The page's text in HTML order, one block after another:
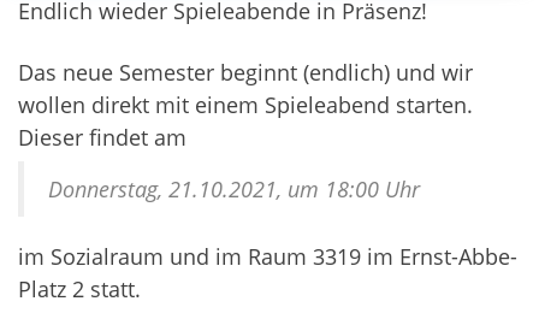
Endlich wieder Spieleabende in Präsenz!
Das neue Semester beginnt (endlich) und wir
wollen direkt mit einem Spieleabend starten.
Dieser findet am
Donnerstag, 21.10.2021, um 18:00 Uhr
im Sozialraum und im Raum 3319 im Ernst-Abbe-
Platz 2 statt.